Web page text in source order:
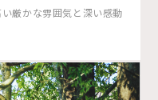
厳かな雰囲気と深い感動